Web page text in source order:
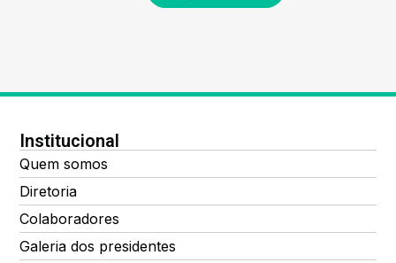
Institucional
Quem somos
Diretoria
Colaboradores
Galeria dos presidentes